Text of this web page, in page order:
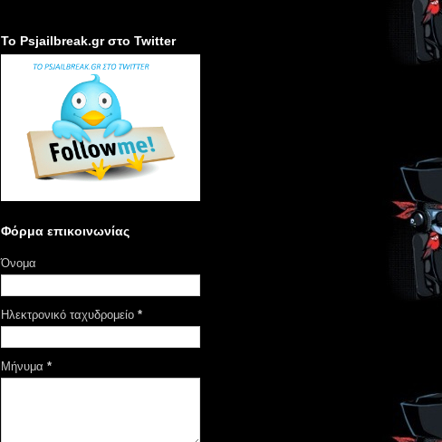
Το Psjailbreak.gr στο Twitter
Φόρμα επικοινωνίας
Όνομα
Ηλεκτρονικό ταχυδρομείο *
Μήνυμα *